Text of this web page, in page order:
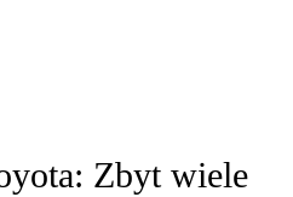
Zbyt wiele